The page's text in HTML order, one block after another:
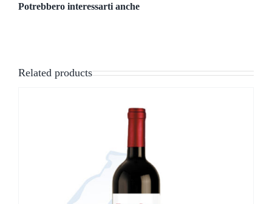
Potrebbero interessarti anche
Related products